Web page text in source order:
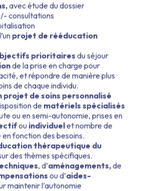
avec étude du dossier
consultations
projet de rééducation
prioritaires du séjour
de la prise en charge pour
et répondre de manière plus
de chaque individu.
projet de soins personnalisé
de matériels spécialisés
ou en semi-autonomie, prises en
ou individuelet nombre de
fonction des besoins.
thérapeutique du
des thèmes spécifiques.
, d’aménagements,de
ou d’aides-
maintenir l’autonomie